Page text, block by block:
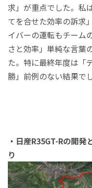
求」が重点でした。私
てを合せた効率の訴求
イバーの運転もチーム
さと効率」単純な言葉
た。特に最終年度は「
勝」前例のない結果で
・日産R35GT-Rの開
り